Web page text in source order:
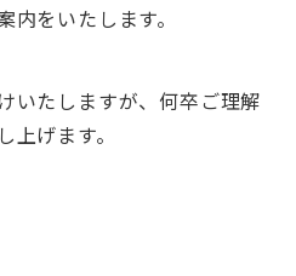
をいたします。
いたしますが、何卒ご理解
げます。